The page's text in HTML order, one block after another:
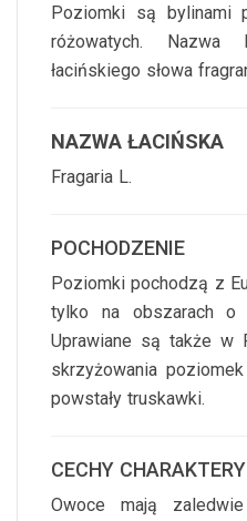
Poziomki są bylinami
różowatych. Nazwa
łacińskiego słowa
NAZWA ŁACIŃSKA
Fragaria L.
POCHODZENIE
Poziomki pochodzą z
tylko na obszarach o
Uprawiane są także w
skrzyżowania
powstały truskawki.
CECHY
Owoce mają